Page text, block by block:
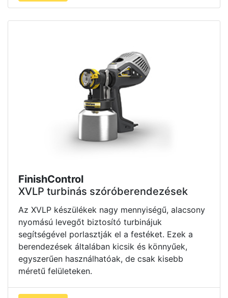
FinishControl
XVLP turbinás szóróberendezések
Az XVLP készülékek nagy mennyiségű, alacsony
nyomású levegőt biztosító turbinájuk
segítségével porlasztják el a festéket. Ezek a
berendezések általában kicsik és könnyűek,
egyszerűen használhatóak, de csak kisebb
méretű felületeken.